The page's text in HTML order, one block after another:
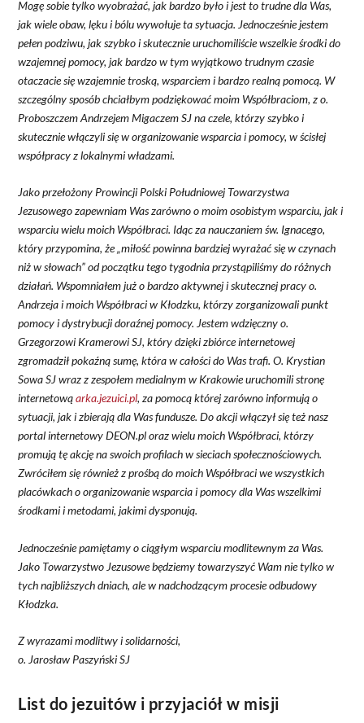
Mogę sobie tylko wyobrażać, jak bardzo było i jest to trudne dla Was,
jak wiele obaw, lęku i bólu wywołuje ta sytuacja. Jednocześnie jestem
pełen podziwu, jak szybko i skutecznie uruchomiliście wszelkie środki do
wzajemnej pomocy, jak bardzo w tym wyjątkowo trudnym czasie
otaczacie się wzajemnie troską, wsparciem i bardzo realną pomocą. W
szczególny sposób chciałbym podziękować moim Współbraciom, z o.
Proboszczem Andrzejem Migaczem SJ na czele, którzy szybko i
skutecznie włączyli się w organizowanie wsparcia i pomocy, w ścisłej
współpracy z lokalnymi władzami.
Jako przełożony Prowincji Polski Południowej Towarzystwa
Jezusowego zapewniam Was zarówno o moim osobistym wsparciu, jak i
wsparciu wielu moich Współbraci. Idąc za nauczaniem św. Ignacego,
który przypomina, że „miłość powinna bardziej wyrażać się w czynach
niż w słowach” od początku tego tygodnia przystąpiliśmy do różnych
działań. Wspomniałem już o bardzo aktywnej i skutecznej pracy o.
Andrzeja i moich Współbraci w Kłodzku, którzy zorganizowali punkt
pomocy i dystrybucji doraźnej pomocy. Jestem wdzięczny o.
Grzegorzowi Kramerowi SJ, który dzięki zbiórce internetowej
zgromadził pokaźną sumę, która w całości do Was trafi. O. Krystian
Sowa SJ wraz z zespołem medialnym w Krakowie uruchomili stronę
internetową arka.jezuici.pl, za pomocą której zarówno informują o
sytuacji, jak i zbierają dla Was fundusze. Do akcji włączył się też nasz
portal internetowy DEON.pl oraz wielu moich Współbraci, którzy
promują tę akcję na swoich profilach w sieciach społecznościowych.
Zwróciłem się również z prośbą do moich Współbraci we wszystkich
placówkach o organizowanie wsparcia i pomocy dla Was wszelkimi
środkami i metodami, jakimi dysponują.
Jednocześnie pamiętamy o ciągłym wsparciu modlitewnym za Was.
Jako Towarzystwo Jezusowe będziemy towarzyszyć Wam nie tylko w
tych najbliższych dniach, ale w nadchodzącym procesie odbudowy
Kłodzka.
Z wyrazami modlitwy i solidarności,
o. Jarosław Paszyński SJ
List do jezuitów i przyjaciół w misji